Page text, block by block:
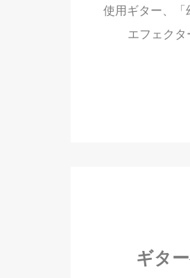
使用ギター、「
エフェクタ
ギタ